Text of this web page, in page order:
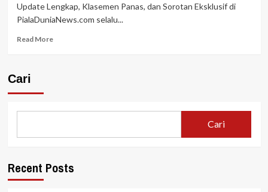
Update Lengkap, Klasemen Panas, dan Sorotan Eksklusif di
PialaDuniaNews.com selalu...
Read MoreRead
Hari
Lengkap,
Cari
Cari
Recent Posts